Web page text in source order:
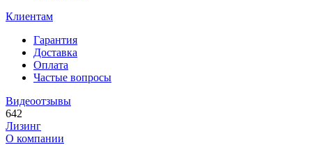
Клиентам
Гарантия
Доставка
Оплата
Частые вопросы
Видеоотзывы
642
Лизинг
О компании